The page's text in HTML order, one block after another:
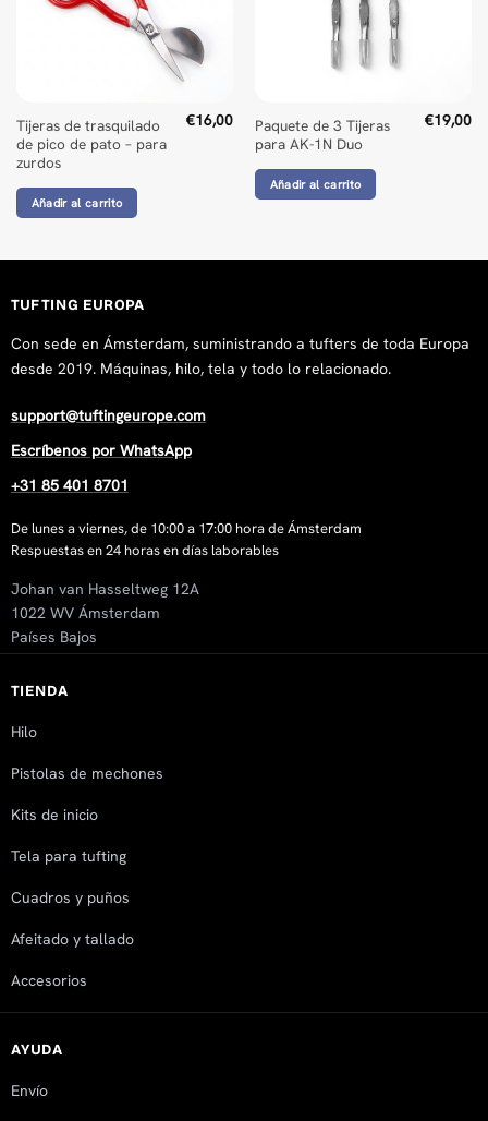
Tijeras de trasquilado
de pico de pato – para
zurdos
€16,00
Añadir al carrito
Paquete de 3 Tijeras
para AK-1N Duo
€19,00
Añadir al carrito
TIENDA
Hilo
Pistolas de mechones
Kits de inicio
Tela para tufting
Cuadros y puños
Afeitado y tallado
Accesorios
AYUDA
Envío
TUFTING EUROPA
Con sede en Ámsterdam, suministrando a tufters de toda Europa
desde 2019. Máquinas, hilo, tela y todo lo relacionado.
support@tuftingeurope.com
Escríbenos por WhatsApp
+31 85 401 8701
De lunes a viernes, de 10:00 a 17:00 hora de Ámsterdam
Respuestas en 24 horas en días laborables
Johan van Hasseltweg 12A
1022 WV Ámsterdam
Países Bajos